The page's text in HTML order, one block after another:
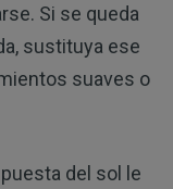
Si se queda
sustituya ese
suaves o
del sol le